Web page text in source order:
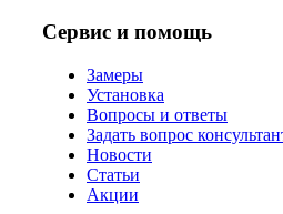
Сервис и помощь
Замеры
Установка
Вопросы и ответы
Задать вопрос
Новости
Статьи
Акции